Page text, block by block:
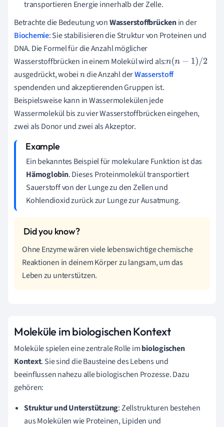
transportieren Energie innerhalb der Zelle.
Betrachte die Bedeutung vonWasserstoffbrückenin der
Biochemie: Sie stabilisieren die Struktur von Proteinen und
DNA. Die Formel für die Anzahl möglicher
Wasserstoffbrücken in einem Molekül wird als:n(n− 1)/ 2
ausgedrückt, wobeindie Anzahl derWasserstoff
spendenden und akzeptierenden Gruppen ist.
Beispielsweise kann in Wassermolekülen jede
Wassermolekül bis zu vier Wasserstoffbrücken eingehen,
zwei als Donor und zwei als Akzeptor.
Ein bekanntes Beispiel für molekulare Funktion ist das
Hämoglobin. Dieses Proteinmolekül transportiert
Sauerstoff von der Lunge zu den Zellen und
Kohlendioxid zurück zur Lunge zur Ausatmung.
Ohne Enzyme wären viele lebenswichtige chemische
Reaktionen in deinem Körper zu langsam, um das
Leben zu unterstützen.
Moleküle im biologischen Kontext
Moleküle spielen eine zentrale Rolle imbiologischen
Kontext. Sie sind die Bausteine des Lebens und
beeinflussen nahezu alle biologischen Prozesse. Dazu
gehören:
Struktur und Unterstützung: Zellstrukturen bestehen
aus Molekülen wie Proteinen, Lipiden und